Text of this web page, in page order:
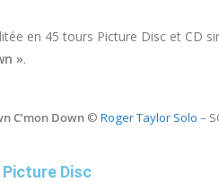
en 45 tours Picture Disc et CD
».
C’mon Down © Roger Taylor Solo –
Disc